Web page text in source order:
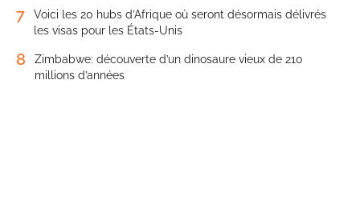
7
Voici les 20 hubs d’Afrique où seront désormais délivrés
les visas pour les États-Unis
8
Zimbabwe: découverte d’un dinosaure vieux de 210
millions d’années